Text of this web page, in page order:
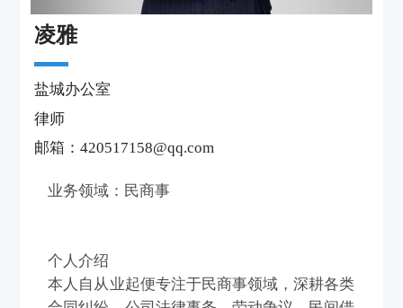
凌雅
盐城办公室
律师
邮箱：420517158@qq.com
业务领域：民商事
个人介绍
本人自从业起便专注于民商事领域，深耕各类